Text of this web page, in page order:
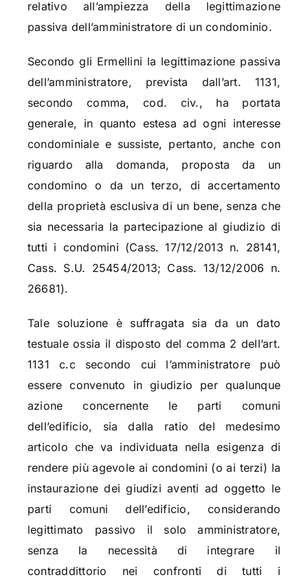
relativo all’ampiezza della legittimazione
passiva dell’amministratore di un condominio.
Secondo gli Ermellini la legittimazione passiva
dell’amministratore, prevista dall’art. 1131,
secondo comma, cod. civ., ha portata
generale, in quanto estesa ad ogni interesse
condominiale e sussiste, pertanto, anche con
riguardo alla domanda, proposta da un
condomino o da un terzo, di accertamento
della proprietà esclusiva di un bene, senza che
sia necessaria la partecipazione al giudizio di
tutti i condomini (Cass. 17/12/2013 n. 28141,
Cass. S.U. 25454/2013; Cass. 13/12/2006 n.
26681).
Tale soluzione è suffragata sia da un dato
testuale ossia il disposto del comma 2 dell’art.
1131 c.c secondo cui l’amministratore può
essere convenuto in giudizio per qualunque
azione concernente le parti comuni
dell’edificio, sia dalla ratio del medesimo
articolo che va individuata nella esigenza di
rendere più agevole ai condomini (o ai terzi) la
instaurazione dei giudizi aventi ad oggetto le
parti comuni dell’edificio, considerando
legittimato passivo il solo amministratore,
senza la necessità di integrare il
contraddittorio nei confronti di tutti i